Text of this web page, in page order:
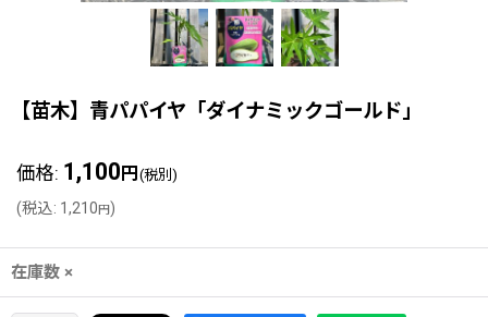
【苗木】青パパイヤ「ダイナミックゴールド」
価格: 1,100 円 (税別)
(税込: 1,210 円 )
在庫数 ×